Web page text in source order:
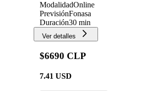
ModalidadOnline
PrevisiónFonasa
Duración30 min
Ver detalles
$6690 CLP
7.41 USD